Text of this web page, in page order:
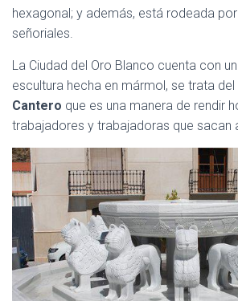
hexagonal; y además, está rodeada
señoriales.
La Ciudad del Oro Blanco cuenta con
escultura hecha en mármol, se trata del
Cantero que es una manera de rendir
trabajadores y trabajadoras que sacan